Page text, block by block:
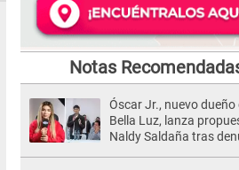
Notas
Óscar Jr., nuevo dueño
Bella Luz, lanza
Naldy Saldaña tras